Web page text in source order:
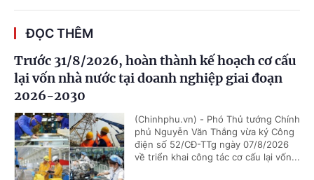
ĐỌC THÊM
Trước 31/8/2026, hoàn thành kế hoạch cơ cấu
lại vốn nhà nước tại doanh nghiệp giai đoạn
2026-2030
(Chinhphu.vn) - Phó Thủ tướng Chính
phủ Nguyễn Văn Thắng vừa ký Công
điện số 52/CĐ-TTg ngày 07/8/2026
về triển khai công tác cơ cấu lại vốn...